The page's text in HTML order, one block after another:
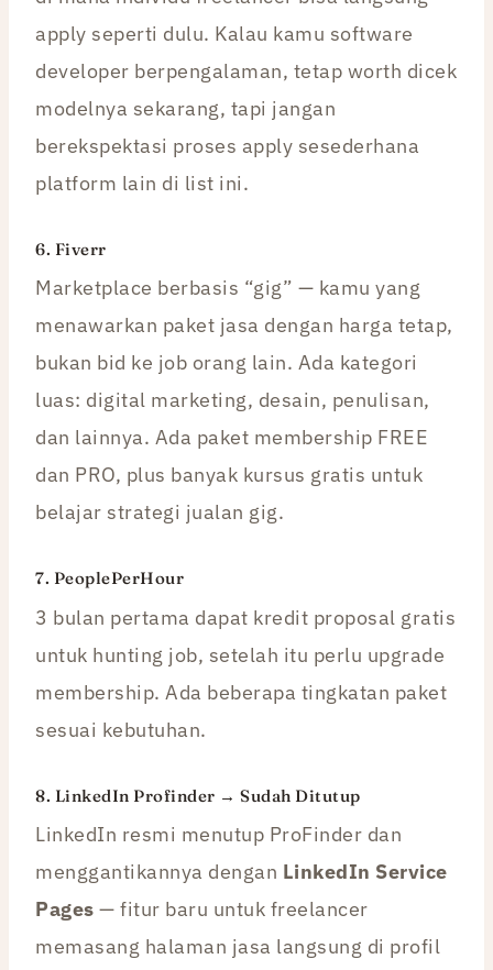
apply seperti dulu. Kalau kamu software
developer berpengalaman, tetap worth dicek
modelnya sekarang, tapi jangan
berekspektasi proses apply sesederhana
platform lain di list ini.
6. Fiverr
Marketplace berbasis “gig” — kamu yang
menawarkan paket jasa dengan harga tetap,
bukan bid ke job orang lain. Ada kategori
luas: digital marketing, desain, penulisan,
dan lainnya. Ada paket membership FREE
dan PRO, plus banyak kursus gratis untuk
belajar strategi jualan gig.
7. PeoplePerHour
3 bulan pertama dapat kredit proposal gratis
untuk hunting job, setelah itu perlu upgrade
membership. Ada beberapa tingkatan paket
sesuai kebutuhan.
8. LinkedIn Profinder → Sudah Ditutup
LinkedIn resmi menutup ProFinder dan
menggantikannya dengan LinkedIn Service
Pages — fitur baru untuk freelancer
memasang halaman jasa langsung di profil